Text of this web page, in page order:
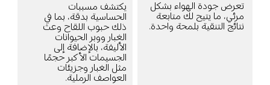
يكتشف مسببات
الحساسية بدقة، بما في
ذلك حبوب اللقاح وعث
الغبار ووبر الحيوانات
الأليفة، بالإضافة إلى
الجسيمات الأكبر حجمًا
مثل الغبار وجزيئات
العواصف الرملية.
تعرض جودة الهواء بشكل
مرئي، ما يتيح لك متابعة
نتائج التنقية بلمحة واحدة.